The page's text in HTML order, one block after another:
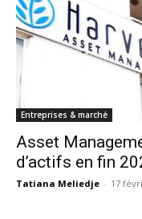
Entreprises & marché
Asset
d’actifs en fin
Tatiana Meliedje - 17